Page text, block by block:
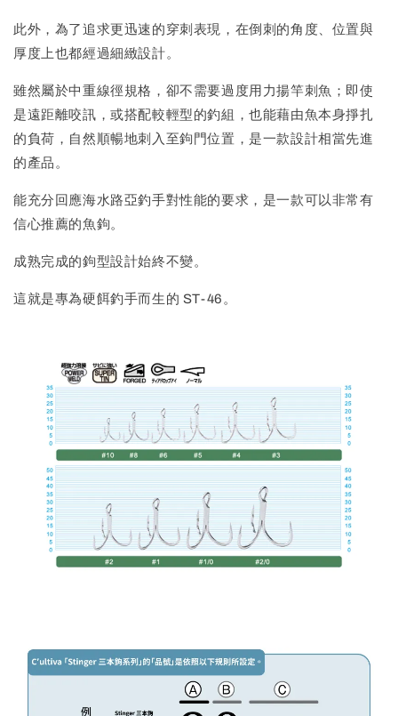
此外，為了追求更迅速的穿刺表現，在倒刺的角度、位置與
厚度上也都經過細緻設計。
雖然屬於中重線徑規格，卻不需要過度用力揚竿刺魚；即使
是遠距離咬訊，或搭配較輕型的釣組，也能藉由魚本身掙扎
的負荷，自然順暢地刺入至鉤門位置，是一款設計相當先進
的產品。
能充分回應海水路亞釣手對性能的要求，是一款可以非常有
信心推薦的魚鉤。
成熟完成的鉤型設計始終不變。
這就是專為硬餌釣手而生的 ST-46。